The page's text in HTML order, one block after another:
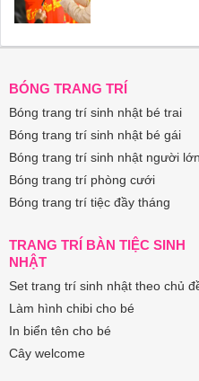
BÓNG TRANG TRÍ
Bóng trang trí sinh nhật bé trai
Bóng trang trí sinh nhật bé gái
Bóng trang trí sinh nhật người lớn
Bóng trang trí phòng cưới
Bóng trang trí tiệc đầy tháng
TRANG TRÍ BÀN TIỆC SINH
NHẬT
Set trang trí sinh nhật theo chủ
Làm hình chibi cho bé
In biển tên cho bé
Cây welcome